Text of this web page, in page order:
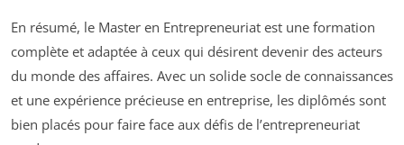
En résumé, le Master en Entrepreneuriat est une formation
complète et adaptée à ceux qui désirent devenir des acteurs
du monde des affaires. Avec un solide socle de connaissances
et une expérience précieuse en entreprise, les diplômés sont
bien placés pour faire face aux défis de l’entrepreneuriat